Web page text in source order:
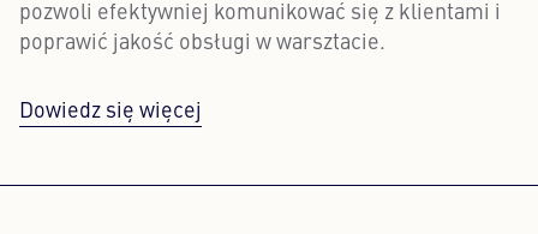
pozwoli efektywniej komunikować się z klientami i
poprawić jakość obsługi w warsztacie.
Dowiedz się więcej